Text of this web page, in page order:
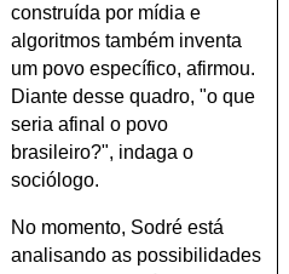
construída por mídia e
algoritmos também inventa
um povo específico, afirmou.
Diante desse quadro, "o que
seria afinal o povo
brasileiro?", indaga o
sociólogo.
No momento, Sodré está
analisando as possibilidades